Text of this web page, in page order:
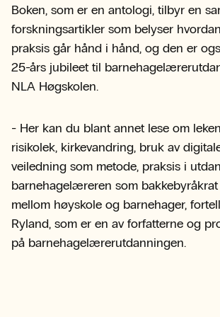
Boken, som er en antologi, tilbyr en
forskningsartikler som belyser
praksis går hånd i hånd, og den er
25-års jubileet til
NLA Høgskolen.
- Her kan du blant annet lese om
risikolek, kirkevandring, bruk av
veiledning som metode, praksis i
barnehagelæreren som
mellom høyskole og barnehager,
Ryland, som er en av forfatterne og
på barnehagelærerutdanningen.